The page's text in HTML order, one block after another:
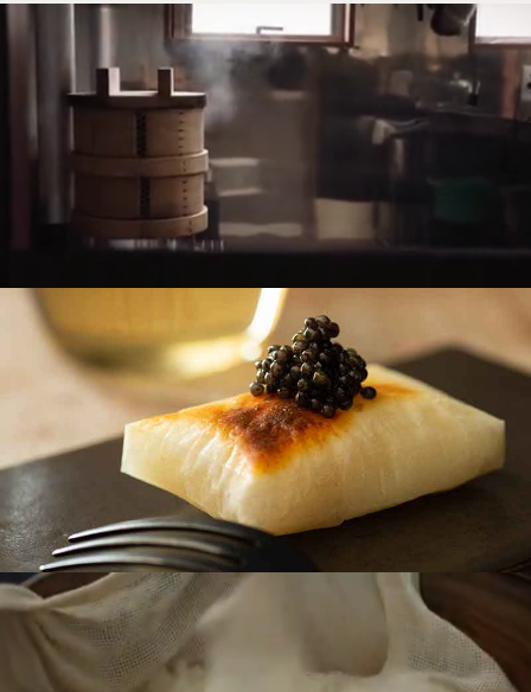
ラボ商品をプレスリリースしました
20.01.14 ミヤギテレビOH!バンデスにてTHE OMOCHIを紹
介していただきました
19.12.20 北海道テレビ放送のイチオシ！！にてTHE
OMOCHIを紹介していただきました
19.12.19 NHKてれまさむねにてTHE OMOCHIを紹介して
いただきました
19.12.06 Discover Japan 1月号にてTHE OMOCHIを紹介し
19.12.02Yahoo!ニュース（コロカル）にてTHE OMOCHI
を紹介していただきました
19.11.07 CREA 12月号にてTHE OMOCHIを紹介していただ
きました
19.11.06 THE OMOCHIのWebサイトを公開しました